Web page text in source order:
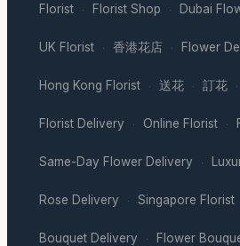
Florist · Florist Shop · Dubai
UK Florist · 香港花店 · Flower
Hong Kong Florist · 送花 · 訂花 ·
Florist Delivery · Online Florist ·
Same-Day Flower Delivery ·
Rose Delivery · Singapore Florist
Bouquet Delivery · Flower